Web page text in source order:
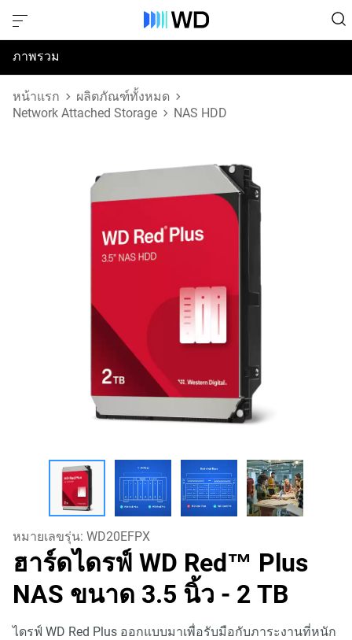
ภาพรวม
ข้อมูลจำเพาะ
หน้าแรก
ผลิตภัณฑ์ทั้งหมด
Network Attached Storage
NAS HDD
หมายเลขรุ่น: WD20EFPX
ฮาร์ดไดรฟ์ WD Red™ Plus
NAS ขนาด 3.5 นิ้ว - 2 TB
ไดรฟ์ WD Red Plus ออกแบบมาเพื่อรับมือกับภาระงานที่หนัก